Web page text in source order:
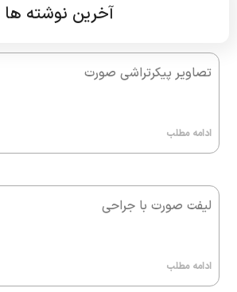
آخرین نوشته ها
تصاویر پیکرتراشی صورت
ادامه مطلب
لیفت صورت با جراحی
ادامه مطلب